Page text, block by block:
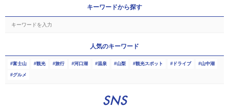
キーワードから探す
人気のキーワード
富士山 観光 旅行 河口湖 温泉 山梨 観光スポット ドライブ 山中湖
グルメ
SNS